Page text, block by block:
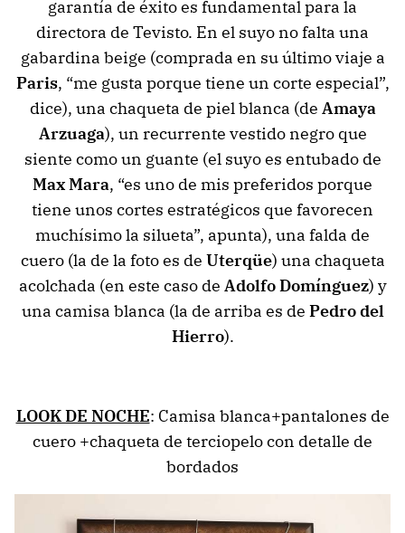
garantía de éxito es fundamental para la
directora de Tevisto. En el suyo no falta una
gabardina beige (comprada en su último viaje a
Paris, “me gusta porque tiene un corte especial”,
dice), una chaqueta de piel blanca (de Amaya
Arzuaga), un recurrente vestido negro que
siente como un guante (el suyo es entubado de
Max Mara, “es uno de mis preferidos porque
tiene unos cortes estratégicos que favorecen
muchísimo la silueta”, apunta), una falda de
cuero (la de la foto es de Uterqüe) una chaqueta
acolchada (en este caso de Adolfo Domínguez) y
una camisa blanca (la de arriba es de Pedro del
Hierro).
LOOK DE NOCHE: Camisa blanca+pantalones de
cuero +chaqueta de terciopelo con detalle de
bordados